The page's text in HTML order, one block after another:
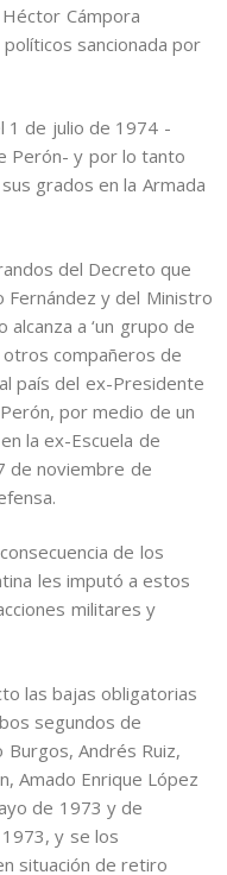
Cámpora
sancionada por
1 de julio de 1974 -
Perón- y por lo tanto
grados en la Armada
del Decreto que
y del Ministro
a ‘un grupo de
compañeros de
país del ex-Presidente
por medio de un
la ex-Escuela de
de noviembre de
de los
les imputó a estos
militares y
las bajas obligatorias
segundos de
Andrés Ruiz,
Amado Enrique López
de 1973 y de
y se los
situación de retiro